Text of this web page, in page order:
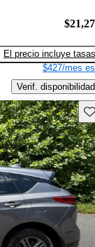
El precio incluye tasas
$427/mes
Verif. disponibilidad